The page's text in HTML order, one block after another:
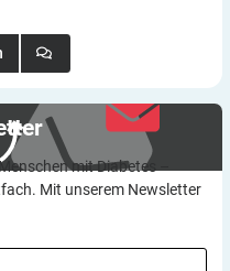
mit Diabetes –
Mit unserem Newsletter